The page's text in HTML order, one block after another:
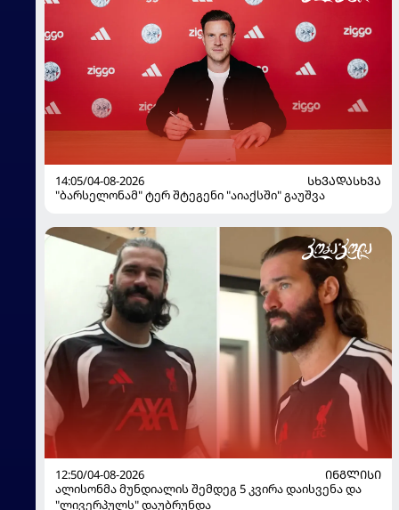
14:05/04-08-2026
ᲡᲮᲕᲐᲓᲐᲡᲮᲕᲐ
"ბარსელონამ" ტერ შტეგენი "აიაქსში" გაუშვა
12:50/04-08-2026
ᲘᲜᲒᲚᲘᲡᲘ
ალისონმა მუნდიალის შემდეგ 5 კვირა დაისვენა და
"ლივერპულს" დაუბრუნდა